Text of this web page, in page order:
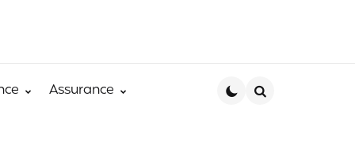
Assurance